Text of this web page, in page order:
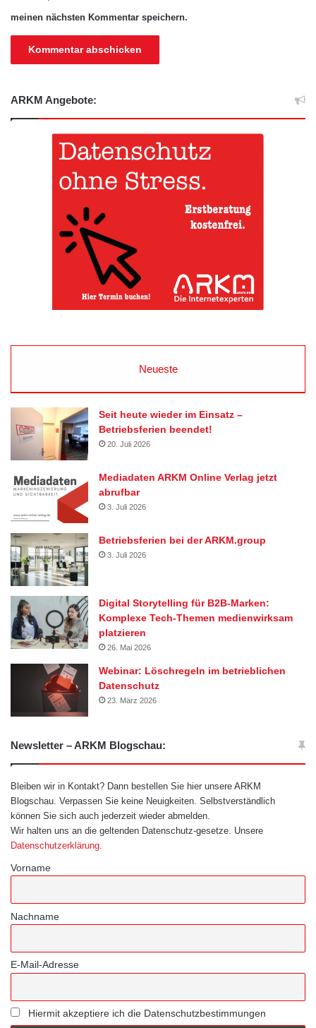
meinen nächsten Kommentar speichern.
ARKM Angebote:
Neueste
Seit heute wieder im Einsatz –
Betriebsferien beendet!
20. Juli 2026
Mediadaten ARKM Online Verlag jetzt
abrufbar
3. Juli 2026
Betriebsferien bei der ARKM.group
3. Juli 2026
Digital Storytelling für B2B-Marken:
Komplexe Tech-Themen medienwirksam
platzieren
26. Mai 2026
Webinar: Löschregeln im betrieblichen
Datenschutz
23. März 2026
Newsletter – ARKM Blogschau:
Bleiben wir in Kontakt? Dann bestellen Sie hier unsere ARKM
Blogschau. Verpassen Sie keine Neuigkeiten. Selbstverständlich
können Sie sich auch jederzeit wieder abmelden.
Wir halten uns an die geltenden Datenschutz-gesetze. Unsere
Datenschutzerklärung
Vorname
Nachname
E-Mail-Adresse
Hiermit akzeptiere ich die Datenschutzbestimmungen